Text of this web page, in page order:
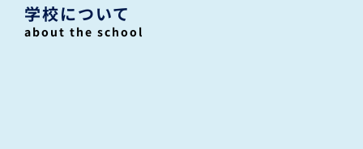
学校について
about the school